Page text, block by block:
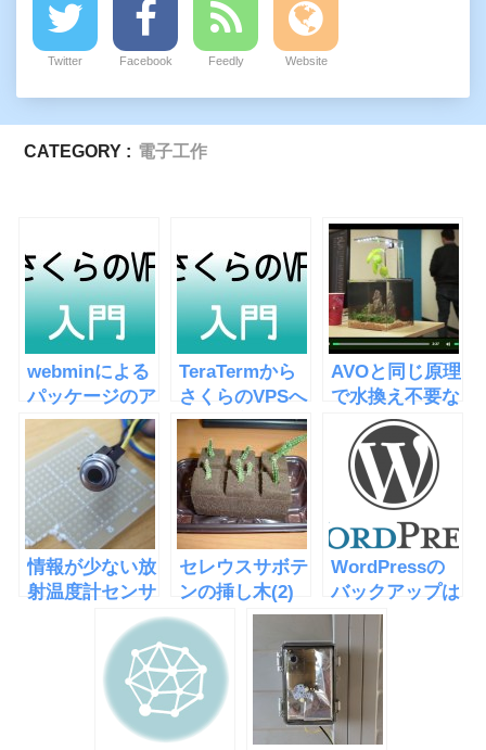
Twitter Facebook Feedly Website
CATEGORY : 電子工作
webminによる
パッケージのア
ップデート
TeraTermから
さくらのVPSへ
の接続方法
AVOと同じ原理
で水換え不要な
「EcoQube
C」
情報が少ない放
射温度計センサ
MLX90614を使
セレウスサボテ
ンの挿し木(2)
WordPressの
バックアップは
データベースの
バックアップも
必要ですよ